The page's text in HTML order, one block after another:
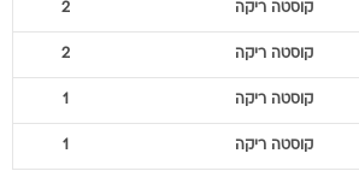
קוסטה ריקה 2
קוסטה ריקה 2
קוסטה ריקה 1
קוסטה ריקה 1